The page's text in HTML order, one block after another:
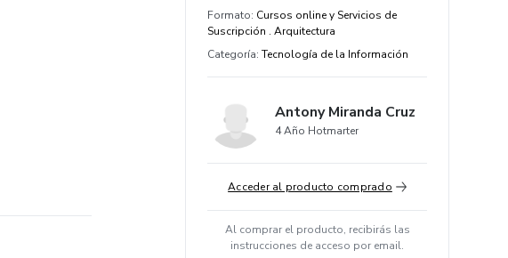
Formato: Cursos online y Servicios de
Suscripción . Arquitectura
Categoría: Tecnología de la Información
Antony Miranda Cruz
4 Año Hotmarter
Acceder al producto comprado
Al comprar el producto, recibirás las
instrucciones de acceso por email.